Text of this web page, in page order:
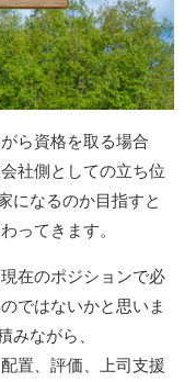
ら資格を取る場合
社側としての立ち位
になるのか目指すと
ってきます。
在のポジションで必
ではないかと思いま
みながら、
置、評価、上司支援